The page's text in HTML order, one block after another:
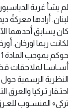
لم يشأ غربة
لبنان. أرادها معركةً
كان يسابق أحدهما
لكانت ربما اورخان.
أسـاسـا لملاحقات
النظرية الرسمية
احتـقار تـركيا
تركي» المنسـوب